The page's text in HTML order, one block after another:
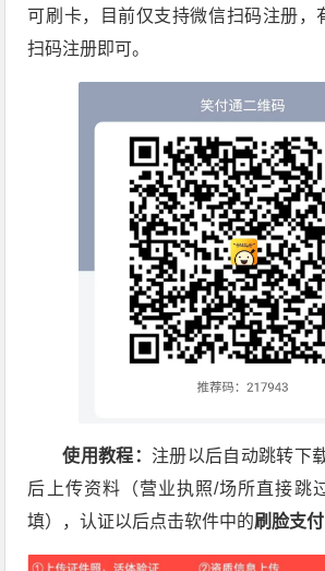
可刷卡，目前仅支持微信扫码注册，
扫码注册即可。
使用教程： 注册以后自动跳转下
后上传资料（营业执照/场所直接跳
填），认证以后点击软件中的刷脸支付